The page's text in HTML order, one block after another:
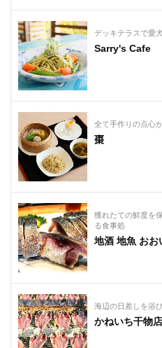
デッキテラスで愛
Sarry's Cafe
全て手作りの点心
棗
獲れたての鮮度を
る食事処
地酒 地魚 おお
海辺の日差しを浴
かねいち干物店